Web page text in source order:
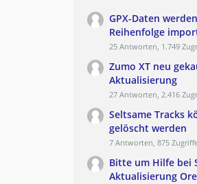
GPX-Daten
Reihenfolge
25 Antworten, 1.749
Zumo XT neu
Aktualisierung
27 Antworten, 2.416
Seltsame Tracks
gelöscht werden
7 Antworten, 875
Bitte um Hilfe bei
Aktualisierung